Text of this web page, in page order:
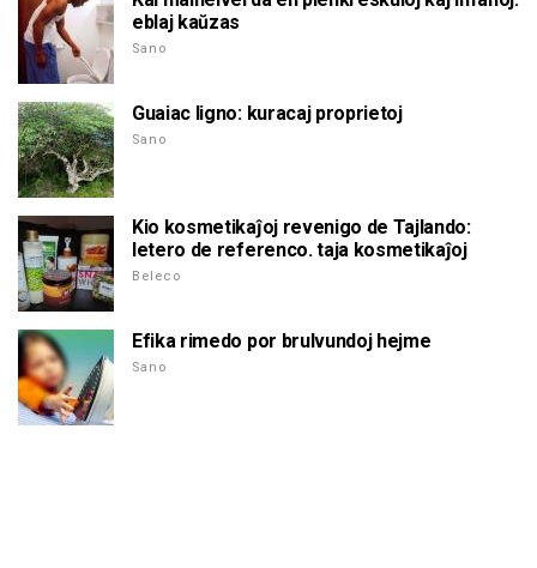
eblaj kaŭzas
Sano
Guaiac ligno: kuracaj proprietoj
Sano
Kio kosmetikaĵoj revenigo de Tajlando:
letero de referenco. taja kosmetikaĵoj
Beleco
Efika rimedo por brulvundoj hejme
Sano